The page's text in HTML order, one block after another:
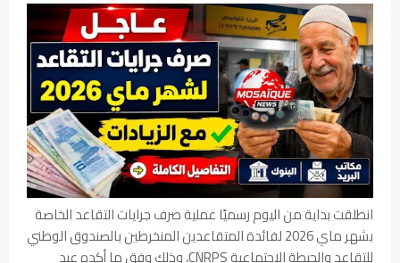
انطلقت بداية من اليوم رسميًا عملية صرف جرايات التقاعد الخاصة
بشهر ماي 2026 لفائدة المتقاعدين المنخرطين بالصندوق الوطني
للتقاعد والحيطة الاجتماعية CNRPS، وذلك وفق ما أكده عبد